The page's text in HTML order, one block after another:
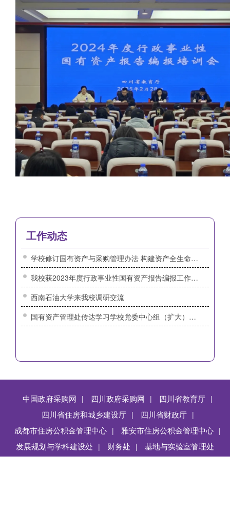
工作动态
学校修订国有资产与采购管理办法 构建资产全生命周期管理体系
我校获2023年度行政事业性国有资产报告编报工作先进
西南石油大学来我校调研交流
国有资产管理处传达学习学校党委中心组（扩大）暨中层领导干部会议精神
上页 1 下页
中国政府采购网 | 四川政府采购网 | 四川省教育厅 |
四川省住房和城乡建设厅 | 四川省财政厅 |
成都市住房公积金管理中心 | 雅安市住房公积金管理中心 |
发展规划与学科建设处 | 财务处 | 基地与实验室管理处